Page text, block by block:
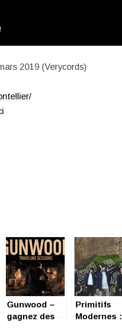
2019 (Verycords)
Gunwood –
gagnez des
Primitifs
Modernes :